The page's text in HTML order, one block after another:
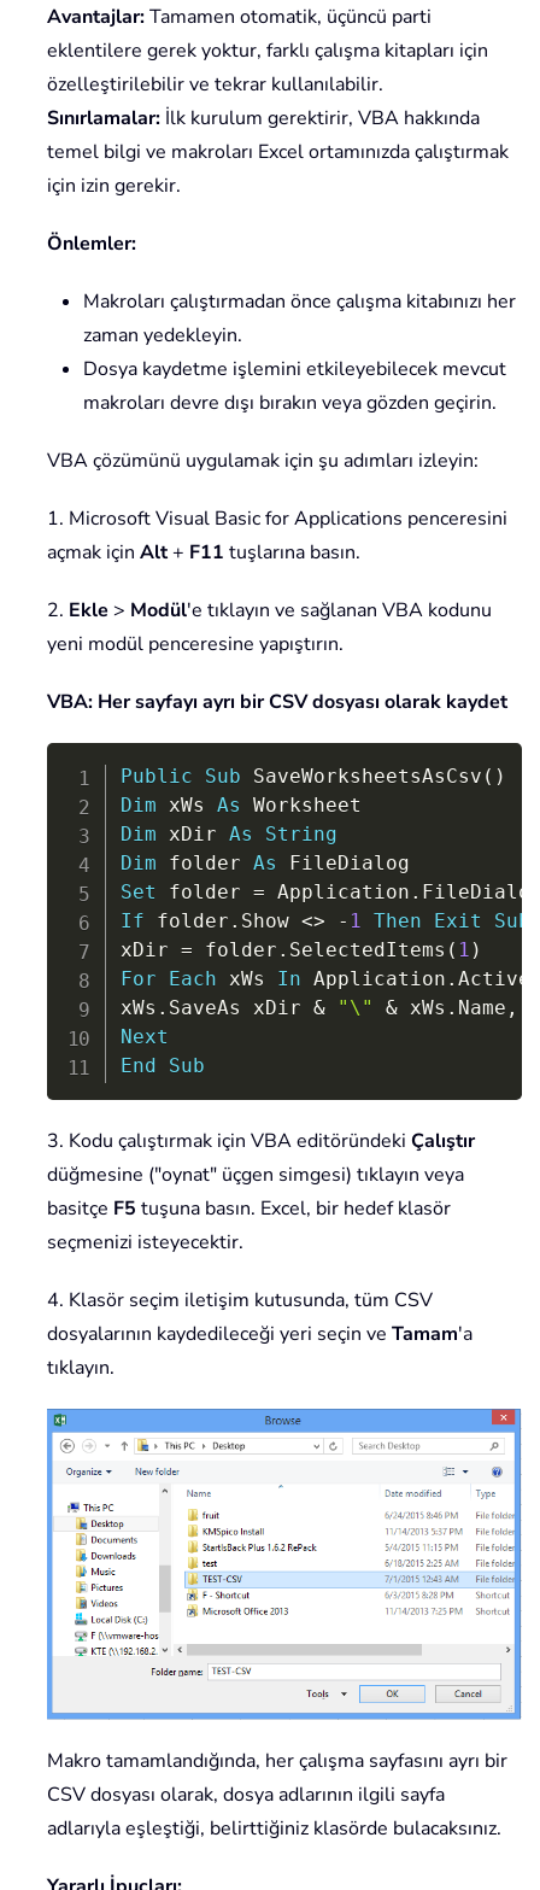
Avantajlar:Tamamen otomatik, üçüncü parti
eklentilere gerek yoktur, farklı çalışma kitapları için
özelleştirilebilir ve tekrar kullanılabilir.
Sınırlamalar: İlk kurulum gerektirir, VBA hakkında
temel bilgi ve makroları Excel ortamınızda çalıştırmak
için izin gerekir.
Önlemler:
Makroları çalıştırmadan önce çalışma kitabınızı her
zaman yedekleyin.
Dosya kaydetme işlemini etkileyebilecek mevcut
makroları devre dışı bırakın veya gözden geçirin.
VBA çözümünü uygulamak için şu adımları izleyin:
1. Microsoft Visual Basic for Applications penceresini
açmak için Alt+ F11 tuşlarına basın.
2. Ekle > Modül'e tıklayın ve sağlanan VBA kodunu
yeni modül penceresine yapıştırın.
VBA: Her sayfayı ayrı bir CSV dosyası olarak kaydet
Public Sub SaveWorksheetsAsCsv ( )
Dim xWs As
Dim xDir As
String
Dim folder As
Set folder = Application .
If folder . Show <> - 1 Then Exit
Sub
xDir = folder . SelectedItems ( 1 )
For
Each xWs In Application .
xWs . SaveAs xDir & "\" & xWs . Name ,
Next
End
Sub
Copy
3. Kodu çalıştırmak için VBA editöründeki Çalıştır
düğmesine ("oynat" üçgen simgesi) tıklayın veya
basitçe F5 tuşuna basın. Excel, bir hedef klasör
seçmenizi isteyecektir.
4. Klasör seçim iletişim kutusunda, tüm CSV
dosyalarının kaydedileceği yeri seçin ve Tamam'a
tıklayın.
Makro tamamlandığında, her çalışma sayfasını ayrı bir
CSV dosyası olarak, dosya adlarının ilgili sayfa
adlarıyla eşleştiği, belirttiğiniz klasörde bulacaksınız.